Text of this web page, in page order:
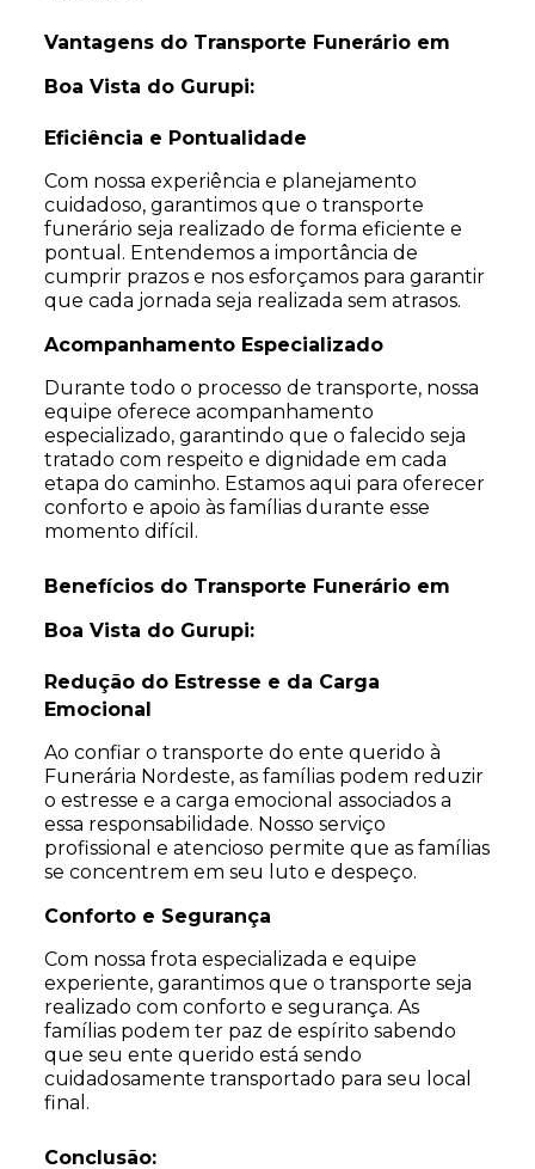
Vantagens do Transporte Funerário em
Boa Vista do Gurupi:
Eficiência e Pontualidade
Com nossa experiência e planejamento
cuidadoso, garantimos que o transporte
funerário seja realizado de forma eficiente e
pontual. Entendemos a importância de
cumprir prazos e nos esforçamos para garantir
que cada jornada seja realizada sem atrasos.
Acompanhamento Especializado
Durante todo o processo de transporte, nossa
equipe oferece acompanhamento
especializado, garantindo que o falecido seja
tratado com respeito e dignidade em cada
etapa do caminho. Estamos aqui para oferecer
conforto e apoio às famílias durante esse
momento difícil.
Benefícios do Transporte Funerário em
Boa Vista do Gurupi:
Redução do Estresse e da Carga
Emocional
Ao confiar o transporte do ente querido à
Funerária Nordeste, as famílias podem reduzir
o estresse e a carga emocional associados a
essa responsabilidade. Nosso serviço
profissional e atencioso permite que as famílias
se concentrem em seu luto e despeço.
Conforto e Segurança
Com nossa frota especializada e equipe
experiente, garantimos que o transporte seja
realizado com conforto e segurança. As
famílias podem ter paz de espírito sabendo
que seu ente querido está sendo
cuidadosamente transportado para seu local
final.
Conclusão: